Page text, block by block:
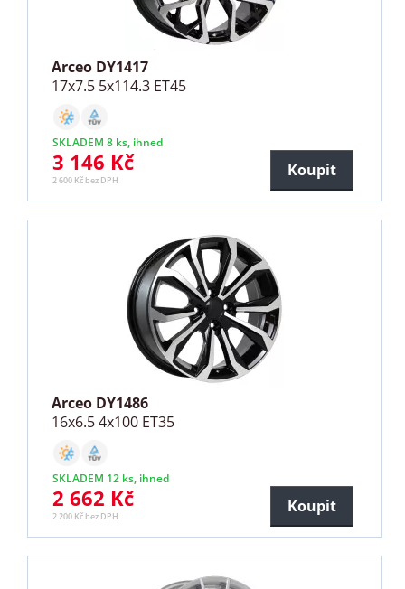
Arceo DY1417
17x7.5 5x114.3 ET45
SKLADEM 8 ks, ihned
3 146 Kč
2 600 Kč bez DPH
Koupit
Arceo DY1486
16x6.5 4x100 ET35
SKLADEM 12 ks, ihned
2 662 Kč
2 200 Kč bez DPH
Koupit